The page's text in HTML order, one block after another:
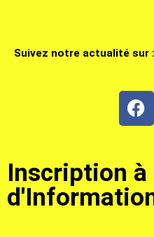
Suivez notre actualité sur :
Inscription